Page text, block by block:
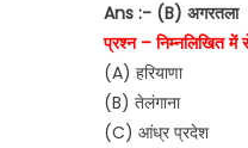
Ans :- (B) अगरतला
प्रश्न – निम्नलिखित
(A) हरियाणा
(B) तेलंगाना
(C) आंध्र प्रदेश